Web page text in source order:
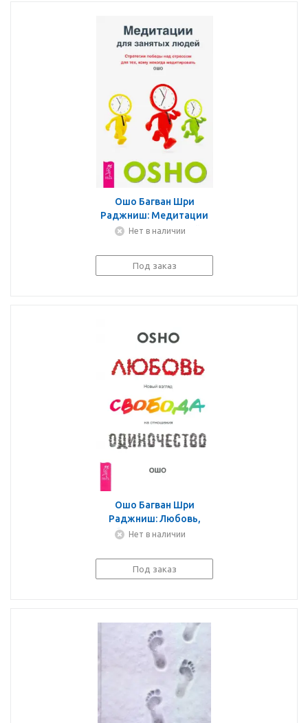
Ошо Багван Шри
Раджниш: Медитации
для занятых людей.
стрессом для тех,кому
некогда медитировать
Нет в наличии
Под заказ
Ошо Багван Шри
Раджниш: Любовь,
свобода, одиночество.
отношения
Нет в наличии
Под заказ